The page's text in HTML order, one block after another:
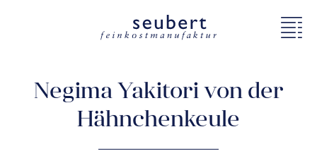
Negima Yakitori von der
Hähnchenkeule